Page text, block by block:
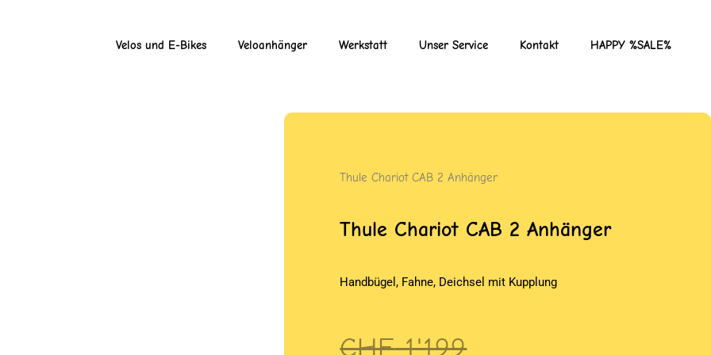
Velos und E-Bikes Veloanhänger Werkstatt Unser Service Kontakt HAPPY %SALE%
Thule Chariot CAB 2 Anhänger
Thule Chariot CAB 2 Anhänger
Handbügel, Fahne, Deichsel mit Kupplung
CHF1'199
Ursprünglicher
Aktueller